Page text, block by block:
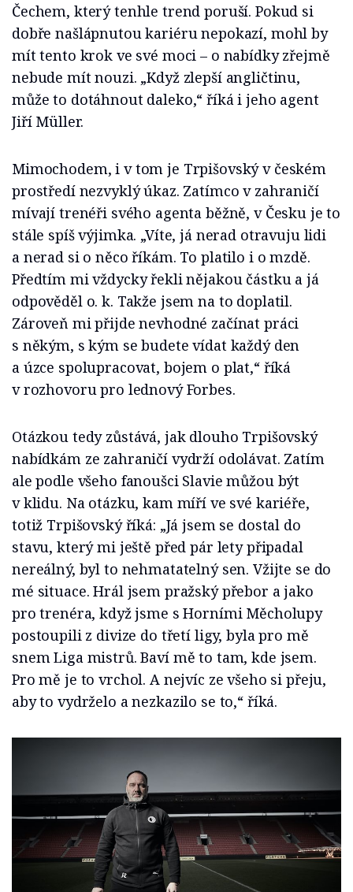
Čechem, který tenhle trend poruší. Pokud si
dobře našlápnutou kariéru nepokazí, mohl by
mít tento krok ve své moci – o nabídky zřejmě
nebude mít nouzi. „Když zlepší angličtinu,
může to dotáhnout daleko,“ říká i jeho agent
Jiří Müller.
Mimochodem, i v tom je Trpišovský v českém
prostředí nezvyklý úkaz. Zatímco v zahraničí
mívají trenéři svého agenta běžně, v Česku je to
stále spíš výjimka. „Víte, já nerad otravuju lidi
a nerad si o něco říkám. To platilo i o mzdě.
Předtím mi vždycky řekli nějakou částku a já
odpověděl o. k. Takže jsem na to doplatil.
Zároveň mi přijde nevhodné začínat práci
s někým, s kým se budete vídat každý den
a úzce spolupracovat, bojem o plat,“ říká
v rozhovoru pro lednový Forbes.
Otázkou tedy zůstává, jak dlouho Trpišovský
nabídkám ze zahraničí vydrží odolávat. Zatím
ale podle všeho fanoušci Slavie můžou být
v klidu. Na otázku, kam míří ve své kariéře,
totiž Trpišovský říká: „Já jsem se dostal do
stavu, který mi ještě před pár lety připadal
nereálný, byl to nehmatatelný sen. Vžijte se do
mé situace. Hrál jsem pražský přebor a jako
pro trenéra, když jsme s Horními Měcholupy
postoupili z divize do třetí ligy, byla pro mě
snem Liga mistrů. Baví mě to tam, kde jsem.
Pro mě je to vrchol. A nejvíc ze všeho si přeju,
aby to vydrželo a nezkazilo se to,“ říká.